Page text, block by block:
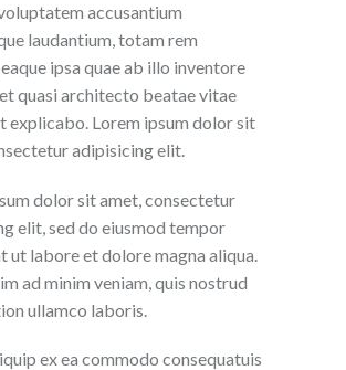
accusantium
laudantium, totam rem
ipsa quae ab illo inventore
quasi architecto beatae vitae
explicabo. Lorem ipsum dolor sit
adipisicing elit.
dolor sit amet, consectetur
elit, sed do eiusmod tempor
ut labore et dolore magna aliqua.
ad minim veniam, quis nostrud
ullamco laboris.
ex ea commodo consequatuis